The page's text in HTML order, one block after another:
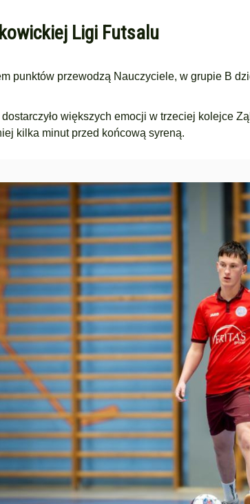
Ligi Futsalu
punktów przewodzą Nauczyciele, w grupie B
większych emocji w trzeciej kolejce
kilka minut przed końcową syreną.